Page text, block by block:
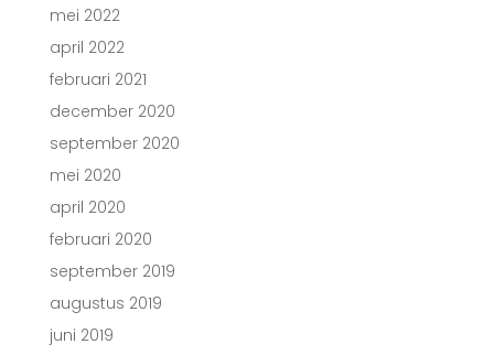
mei 2022
april 2022
februari 2021
december 2020
september 2020
mei 2020
april 2020
februari 2020
september 2019
augustus 2019
juni 2019